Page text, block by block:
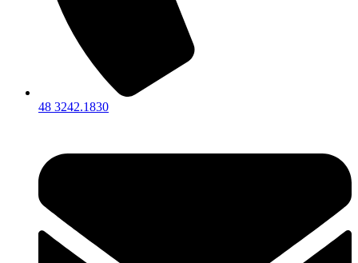
48 3242.1830